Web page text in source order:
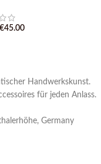
€45.00
Handwerkskunst.
für jeden Anlass.
Germany